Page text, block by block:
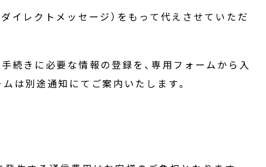
イレクトメッセージ）をもって代えさせていただ
続きに必要な情報の登録を、専用フォームから入
は別途通知にてご案内いたします。